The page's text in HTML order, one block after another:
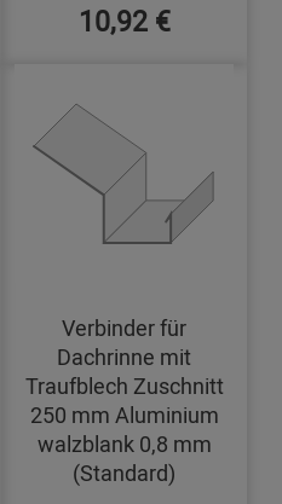
10,92 €
Verbinder für
Dachrinne mit
Traufblech Zuschnitt
250 mm Aluminium
walzblank 0,8 mm
(Standard)